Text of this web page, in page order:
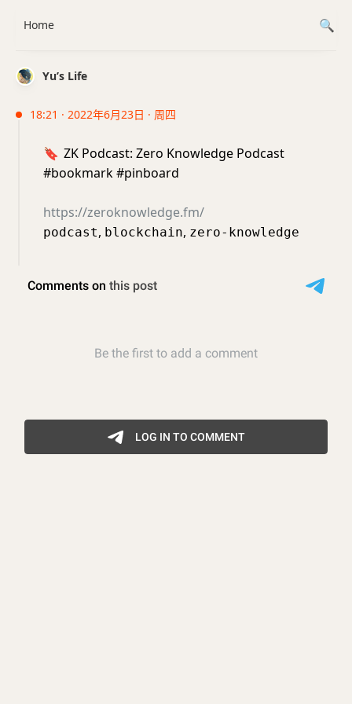
Yu’s Life
18:21 · 2022年6月23日 · 周四
🔖 ZK Podcast: Zero Knowledge Podcast
#bookmark #pinboard
https://zeroknowledge.fm/
podcast, blockchain, zero-knowledge
Home